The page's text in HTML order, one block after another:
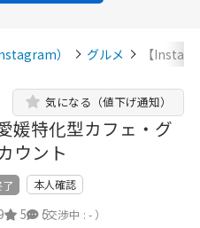
） グルメ 【
媛特化型カフェ・グ
ウント
気になる（値下げ通知）
本人確認
5 5
（交渉中 : - ）